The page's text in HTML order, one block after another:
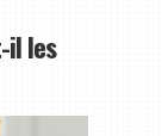
il les